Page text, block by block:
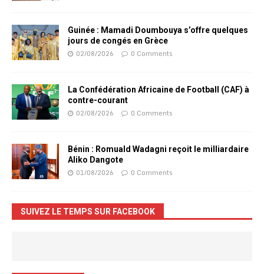
Guinée : Mamadi Doumbouya s’offre quelques
jours de congés en Grèce
02/08/2026 0 Comments
La Confédération Africaine de Football (CAF) à
contre-courant
02/08/2026 0 Comments
Bénin : Romuald Wadagni reçoit le milliardaire
Aliko Dangote
01/08/2026 0 Comments
SUIVEZ LE TEMPS SUR FACEBOOK